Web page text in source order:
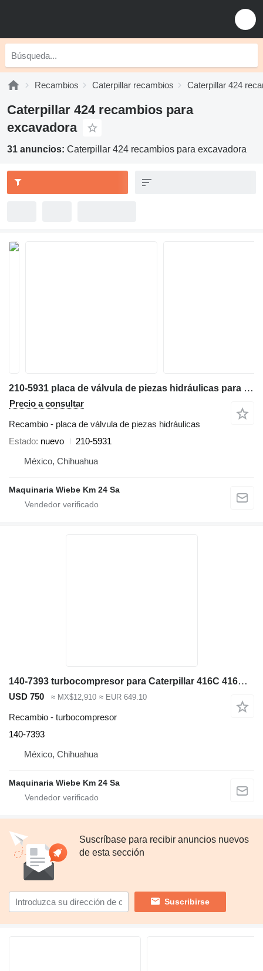
Recambios Caterpillar recambios Caterpillar 424
Caterpillar 424 recambios para
excavadora
31 anuncios: Caterpillar 424 recambios para excavadora
210-5931 placa de válvula de piezas hidráulicas para Caterpillar 450F,416E,424D,906H,908M retroexcavadora
Precio a consultar
Recambio - placa de válvula de piezas hidráulicas
Estado nuevo
210-5931
México, Chihuahua
Maquinaria Wiebe Km 24 Sa
140-7393 turbocompresor para Caterpillar 416C 416D 420D 424D 428C 428D 436C retroexcavadora
USD 750 ≈ MX$12,910 ≈ EUR 649.10
Recambio - turbocompresor
140-7393
México, Chihuahua
Maquinaria Wiebe Km 24 Sa
Suscríbase para recibir anuncios nuevos
de esta sección
Suscribirse